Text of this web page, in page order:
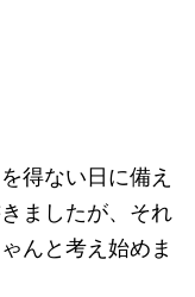
得ない日に備え
ましたが、それ
んと考え始めま